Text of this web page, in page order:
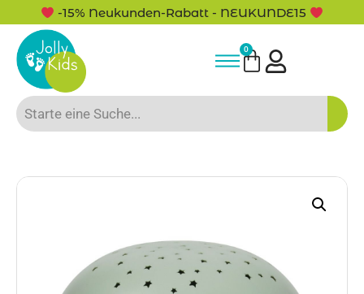
-15% Neukunden-Rabatt - NEUKUNDE15
0